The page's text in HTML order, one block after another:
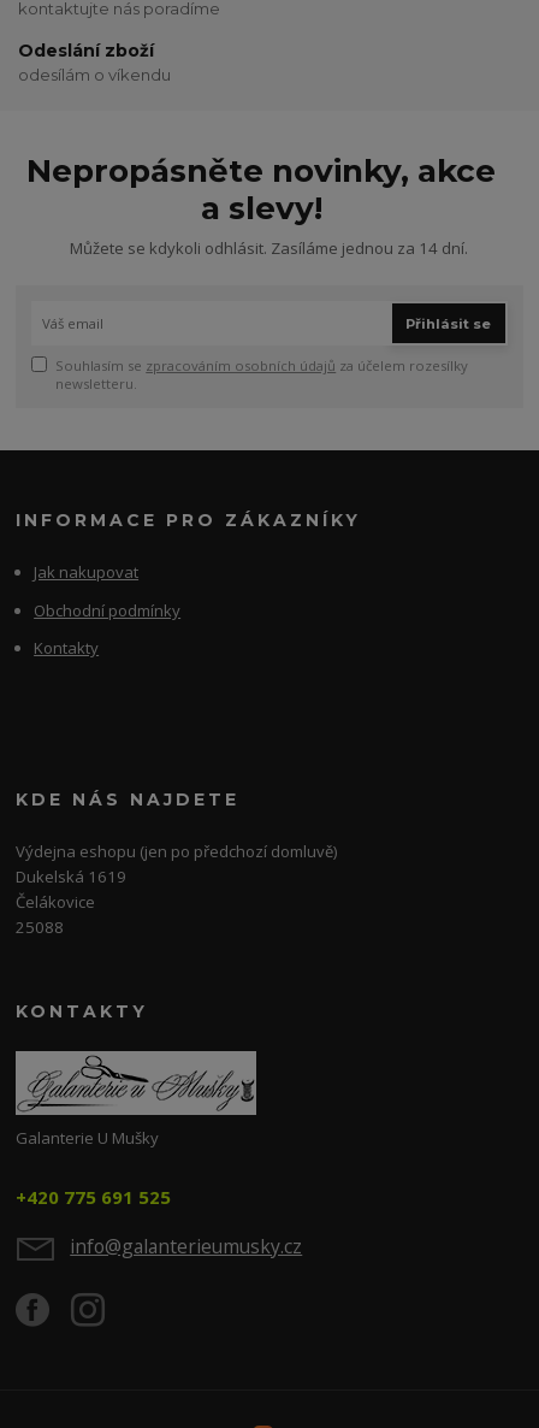
kontaktujte nás poradíme
Odeslání zboží
odesílám o víkendu
Nepropásněte novinky, akce
a slevy!
Můžete se kdykoli odhlásit. Zasíláme jednou za 14 dní.
Přihlásit se
Souhlasím se zpracováním osobních údajů za účelem rozesílky
newsletteru.
INFORMACE PRO ZÁKAZNÍKY
Jak nakupovat
Obchodní podmínky
Kontakty
KDE NÁS NAJDETE
Výdejna eshopu (jen po předchozí domluvě)
Dukelská 1619
Čelákovice
25088
KONTAKTY
Galanterie U Mušky
+420 775 691 525
info@galanterieumusky.cz